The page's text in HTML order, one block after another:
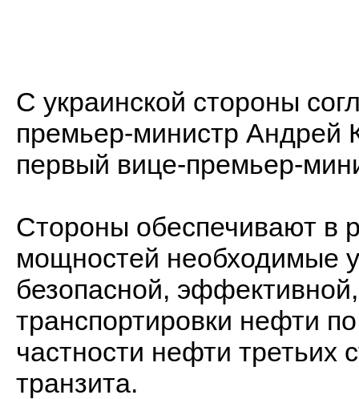
С украинской стороны
премьер-министр Андрей
первый вице-премьер-
Стороны обеспечивают в
мощностей необходимые
безопасной,
транспортировки нефти
частности нефти
транзита.